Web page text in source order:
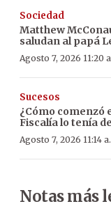
Sociedad
Matthew
saludan al papá
Agosto 7, 2026 11:20
Sucesos
¿Cómo comenzó
Fiscalía lo tenía
Agosto 7, 2026 11:14
Notas más